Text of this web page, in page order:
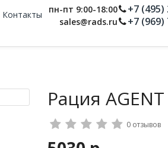
Контакты
пн-пт 9:00-18:00
sales@rads.ru
+7 (495)
+7 (969)
Рация
0 отзывов